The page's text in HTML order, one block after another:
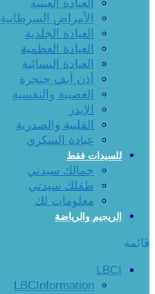
العيادة العينية
الأمراض السرطانية
العيادة الجلدية
العيادة العظمية
العيادة النسائية
أذن أنف حنجرة
العصبية والنفسية
الإيدز
القلبية والصدرية
عيادة السكري
للسيدات فقط
جمالك سيدتي
طفلك سيدتي
معلومات لك
الريجيم والرياضة
قائمة
LBCI
LBCInformation